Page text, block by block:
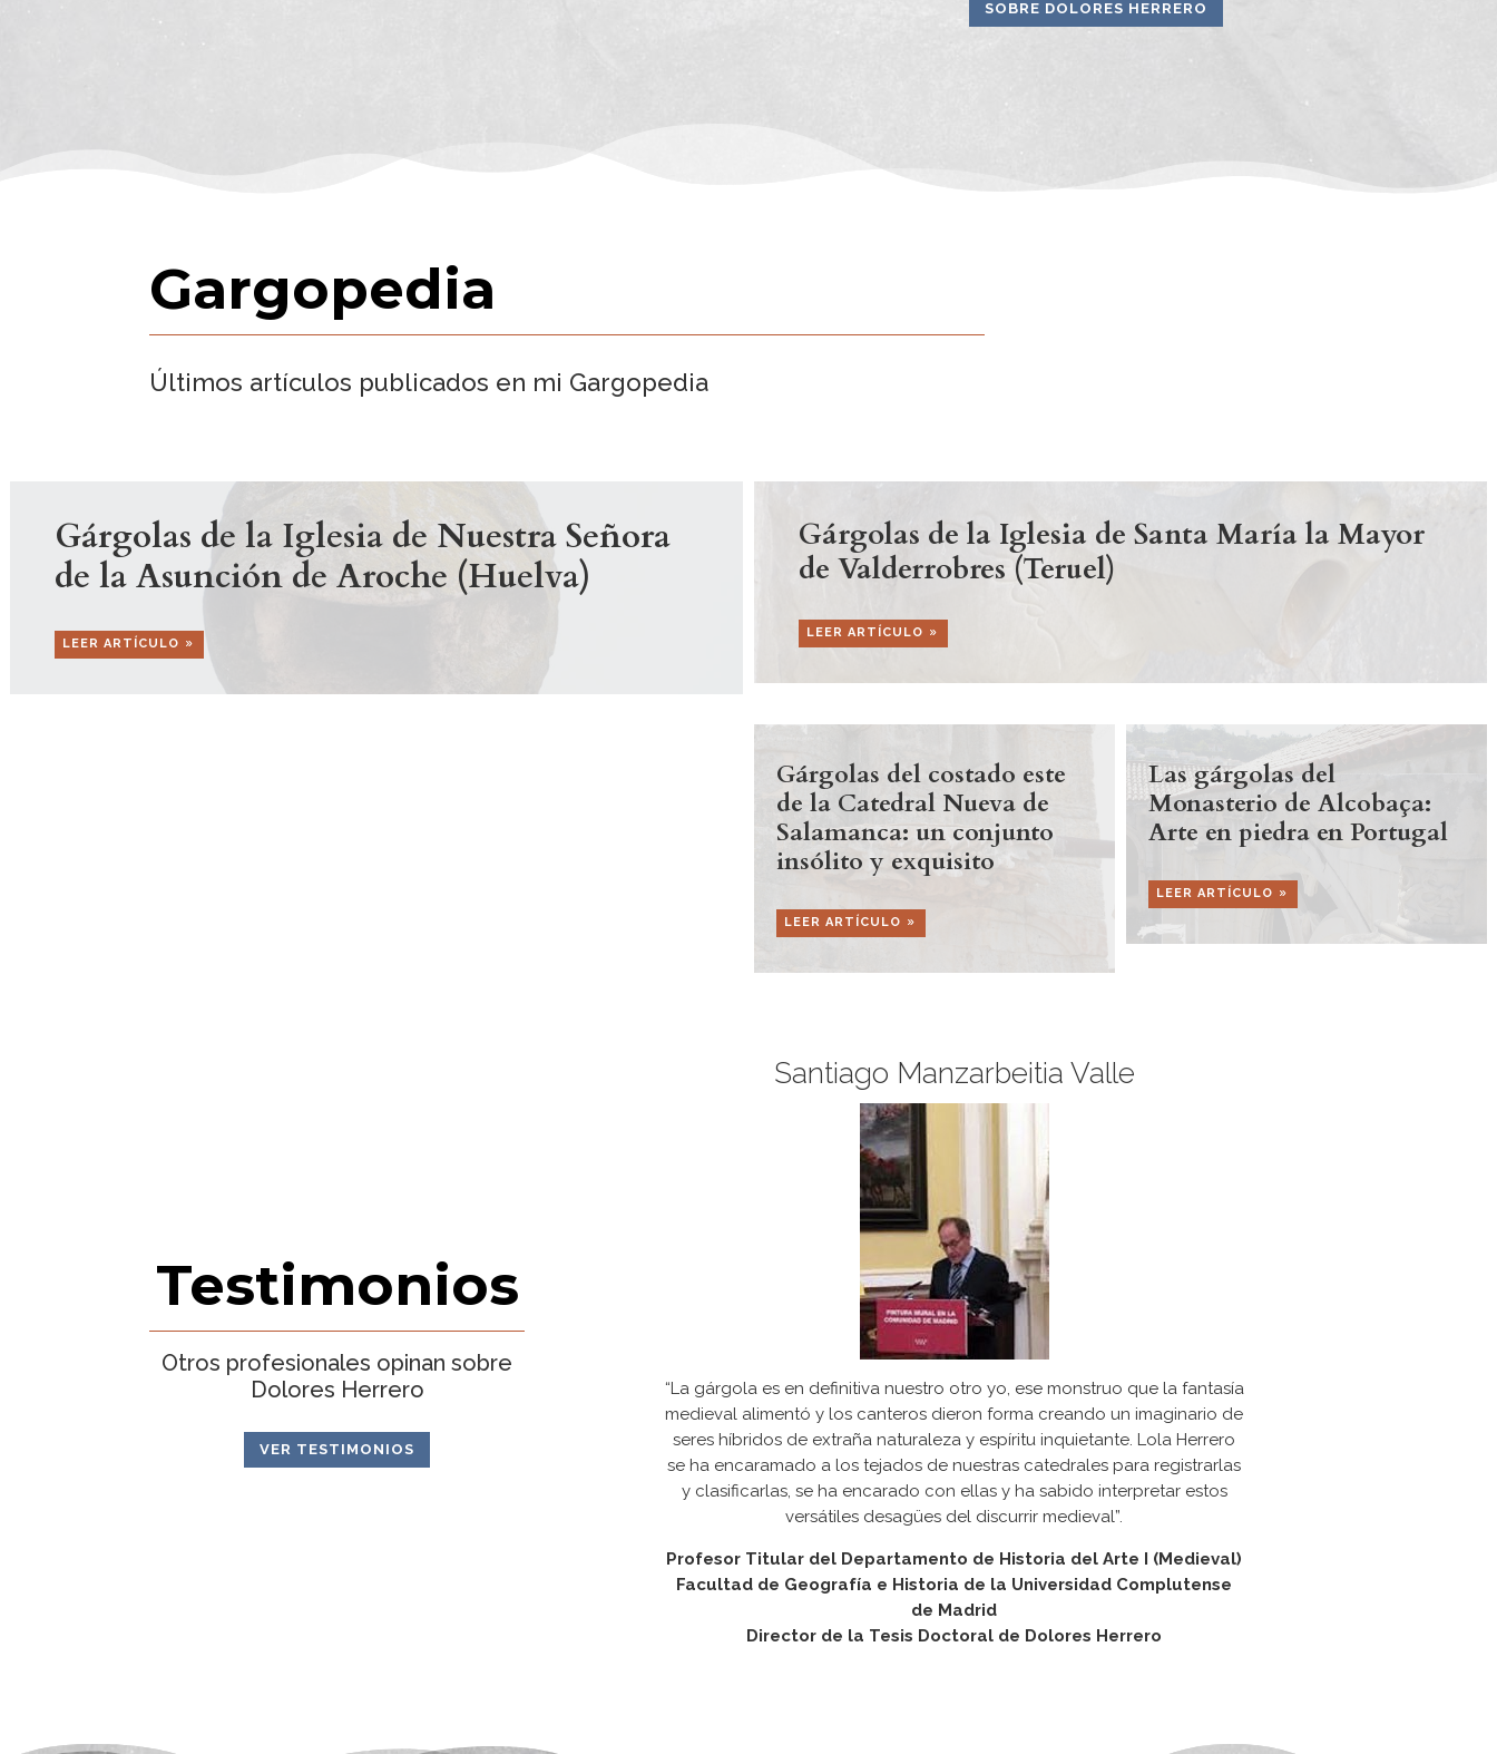
SOBRE DOLORES HERRERO
Gargopedia
Últimos artículos publicados en mi Gargopedia
Gárgolas de la Iglesia de Nuestra Señora
de la Asunción de Aroche (Huelva)
LEER ARTÍCULO
Gárgolas de la Iglesia de Santa María la Mayor
de Valderrobres (Teruel)
LEER ARTÍCULO
Gárgolas del costado este
de la Catedral Nueva de
Salamanca: un conjunto
insólito y exquisito
LEER ARTÍCULO
Las gárgolas del
Monasterio de Alcobaça:
Arte en piedra en Portugal
LEER ARTÍCULO
Testimonios
Otros profesionales opinan sobre
Dolores Herrero
VER TESTIMONIOS
Santiago Manzarbeitia Valle
“La gárgola es en definitiva nuestro otro yo, ese monstruo que la fantasía
medieval alimentó y los canteros dieron forma creando un imaginario de
seres híbridos de extraña naturaleza y espíritu inquietante. Lola Herrero
se ha encaramado a los tejados de nuestras catedrales para registrarlas
y clasificarlas, se ha encarado con ellas y ha sabido interpretar estos
versátiles desagües del discurrir medieval”.
Profesor Titular del Departamento de Historia del Arte I (Medieval)
Facultad de Geografía e Historia de la Universidad Complutense
de Madrid
Director de la Tesis Doctoral de Dolores Herrero